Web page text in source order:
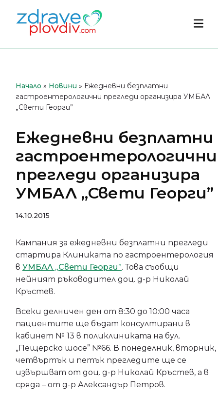
съдържанието
Начало » Новини » Ежедневни безплатни
гастроентерологични прегледи организира УМБАЛ
„Свети Георги”
Ежедневни безплатни
гастроентерологични
прегледи организира
УМБАЛ „Свети Георги”
14.10.2015
Кампания за ежедневни безплатни прегледи
стартира Клиниката по гастроентерология
в УМБАЛ „Свети Георги”. Това съобщи
нейният ръководител доц. д-р Николай
Кръстев.
Всеки делничен ден от 8:30 до 10:00 часа
пациентите ще бъдат консултирани в
кабинет № 13 в поликлиниката на бул.
„Пещерско шосе” №66. В понеделник, вторник,
четвъртък и петък прегледите ще се
извършват от доц. д-р Николай Кръстев, а в
сряда – от д-р Александър Петров.